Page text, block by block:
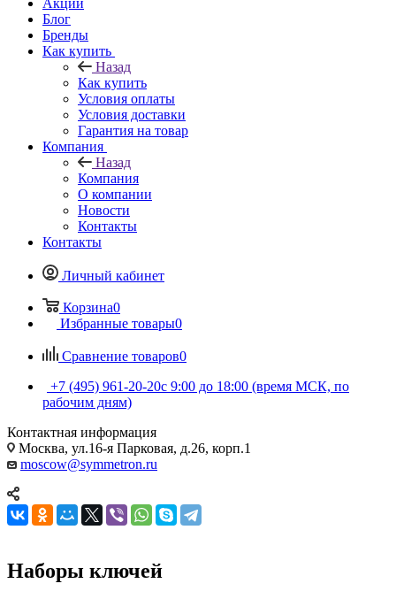
Акции
Блог
Бренды
Как купить
Назад
Как купить
Условия оплаты
Условия доставки
Гарантия на товар
Компания
Назад
Компания
О компании
Новости
Контакты
Контакты
Личный кабинет
Корзина0
Избранные товары0
Сравнение товаров0
+7 (495) 961-20-20с 9:00 до 18:00 (время МСК, по
рабочим дням)
Контактная информация
Москва, ул.16-я Парковая, д.26, корп.1
moscow@symmetron.ru
Наборы ключей